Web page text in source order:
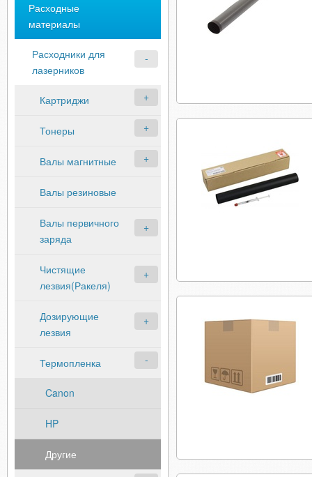
Расходные
материалы
Расходники для
лазерников
Картриджи
Тонеры
Валы магнитные
Валы резиновые
Валы первичного
заряда
Чистящие
лезвия(Ракеля)
Дозирующие
лезвия
Термопленка
Canon
HP
Другие